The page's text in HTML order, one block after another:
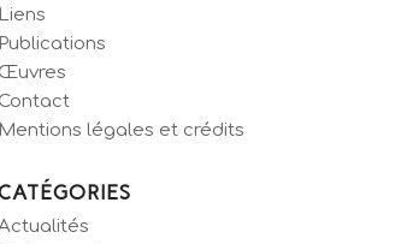
Liens
Publications
Œuvres
Contact
Mentions légales et crédits